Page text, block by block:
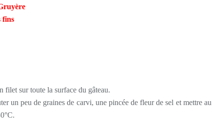
fins
filet sur toute la surface du gâteau.
un peu de graines de carvi, une pincée de fleur de sel et mettre au